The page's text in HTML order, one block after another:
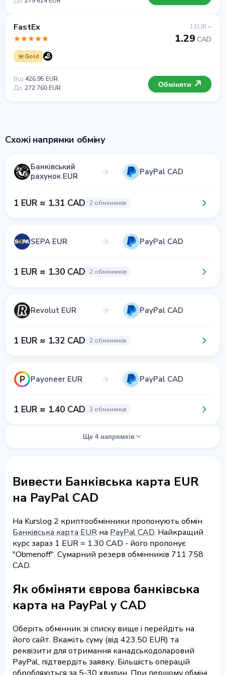
FastEx
Gold
1 EUR =
1.29 CAD
Від 426.95 EUR
До 272 760 EUR Обміняти
Схожі напрямки обміну
Банківський
рахунок EUR
PayPal CAD
1 EUR ≈ 1.31 CAD 2 обмінників
SEPA EUR PayPal CAD
1 EUR ≈ 1.30 CAD 2 обмінників
Revolut EUR PayPal CAD
1 EUR ≈ 1.32 CAD 2 обмінників
Payoneer EUR PayPal CAD
1 EUR ≈ 1.40 CAD 3 обмінників
Ще 4 напрямків
Вивести Банківська карта EUR
на PayPal CAD
На Kurslog 2 криптообмінники пропонують обмін
Банківська карта EUR на PayPal CAD. Найкращий
курс зараз 1 EUR = 1.30 CAD - його пропонує
"Obmenoff". Сумарний резерв обмінників 711 758
CAD.
Як обміняти єврова банківська
карта на PayPal у CAD
Оберіть обмінник зі списку вище і перейдіть на
його сайт. Вкажіть суму (від 423.50 EUR) та
реквізити для отримання канадськодоларовий
PayPal, підтвердіть заявку. Більшість операцій